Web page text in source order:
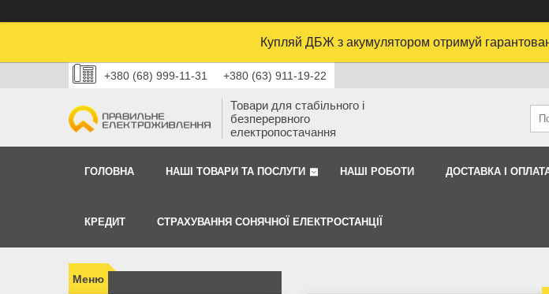
Купляй ДБЖ з акумулятором отримуй
+380 (68) 999-11-31 +380 (63) 911-19-22
Товари для стабільного і
безперервного
електропостачання
ГОЛОВНА НАШІ ТОВАРИ ТА ПОСЛУГИ НАШI РОБОТИ ДОСТАВКА І
КРЕДИТ СТРАХУВАННЯ СОНЯЧНОЇ ЕЛЕКТРОСТАНЦІЇ